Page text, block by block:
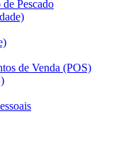
Pescado
de Venda (POS)